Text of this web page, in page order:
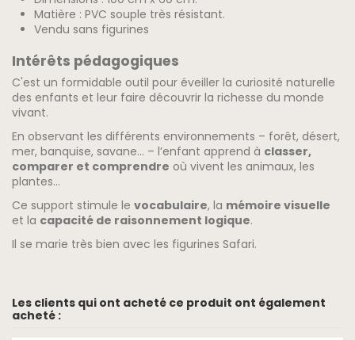
Matière : PVC souple très résistant.
Vendu sans figurines
Intérêts pédagogiques
C'est un formidable outil pour éveiller la curiosité naturelle
des enfants et leur faire découvrir la richesse du monde
vivant.
En observant les différents environnements – forêt, désert,
mer, banquise, savane… – l’enfant apprend à classer,
comparer et comprendre où vivent les animaux, les
plantes...
Ce support stimule le vocabulaire, la mémoire visuelle
et la capacité de raisonnement logique.
Il se marie très bien avec les figurines Safari.
Les clients qui ont acheté ce produit ont également
acheté :